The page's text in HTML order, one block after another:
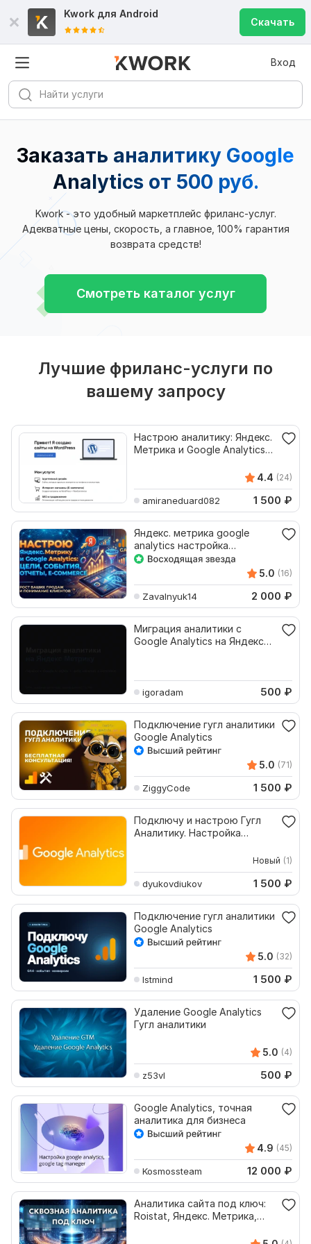
Kwork для Android
Скачать
Вход
Заказать аналитику Google
Analytics от 500 руб.
Kwork - это удобный маркетплейс фриланс-услуг.
Адекватные цены, скорость, а главное, 100% гарантия
возврата средств!
Смотреть каталог услуг
Лучшие фриланс-услуги по
вашему запросу
Настрою аналитику: Яндекс.
Метрика и Google Analytics
4.4 (24)
amiraneduard082 1 500 ₽
Яндекс. метрика google
analytics настройка
аналитики
5.0 (16)
Zavalnyuk14 2 000 ₽
Миграция аналитики с
Google Analytics на Яндекс
igoradam 500 ₽
Подключение гугл аналитики
Google Analytics
5.0 (71)
ZiggyCode 1 500 ₽
Подключу и настрою Гугл
Аналитику. Настройка
Новый (1)
dyukovdiukov 1 500 ₽
Подключение гугл аналитики
Google Analytics
5.0 (32)
lstmind 1 500 ₽
Удаление Google Analytics
Гугл аналитики
5.0 (4)
z53vl 500 ₽
Google Analytics, точная
аналитика для бизнеса
4.9 (45)
Kosmossteam 12 000 ₽
Аналитика сайта под ключ:
Roistat, Яндекс. Метрика,